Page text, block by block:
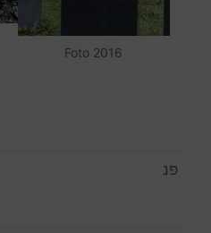
Foto 2016
פנ